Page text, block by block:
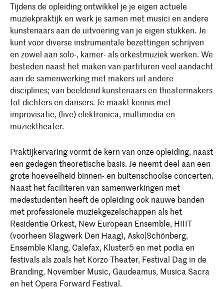
Tijdens de opleiding ontwikkel je je eigen actuele
muziekpraktijk en werk je samen met musici en andere
kunstenaars aan de uitvoering van je eigen stukken. Je
kunt voor diverse instrumentale bezettingen schrijven
en zowel aan solo-, kamer- als orkestmuziek werken. We
besteden naast het maken van partituren veel aandacht
aan de samenwerking met makers uit andere
disciplines; van beeldend kunstenaars en theatermakers
tot dichters en dansers. Je maakt kennis met
improvisatie, (live) elektronica, multimedia en
muziektheater.
Praktijkervaring vormt de kern van onze opleiding, naast
een gedegen theoretische basis. Je neemt deel aan een
grote hoeveelheid binnen- en buitenschoolse concerten.
Naast het faciliteren van samenwerkingen met
medestudenten heeft de opleiding ook nauwe banden
met professionele muziekgezelschappen als het
Residentie Orkest, New European Ensemble, HIIIT
(voorheen Slagwerk Den Haag), Asko|Schönberg,
Ensemble Klang, Calefax, Kluster5 en met podia en
festivals als zoals het Korzo Theater, Festival Dag in de
Branding, November Music, Gaudeamus, Musica Sacra
en het Opera Forward Festival.